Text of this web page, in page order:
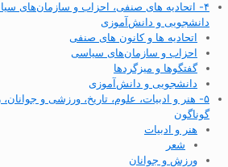
۴- اتحادیه های صنفی، احزاب و سازمان‌های
دانشجویی و دانش‌آموزی
اتحادیه ها و کانون های صنفی
احزاب و سازمان‌های سیاسی
گفتگوها و میزگردها
دانشجویی و دانش‌آموزی
۵- هنر و ادبیات، علوم، تاریخ، ورزشی و
گوناگون
هنر و ادبیات
شعر
ورزش و جوانان